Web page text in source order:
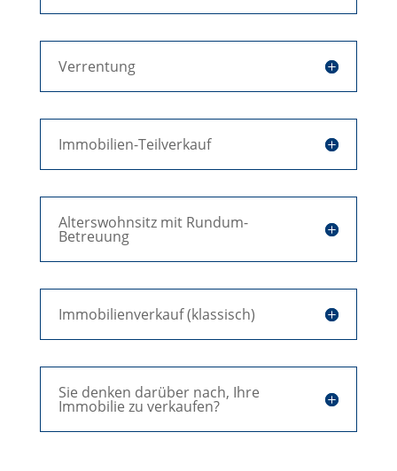
Verrentung
Immobilien-Teilverkauf
Alterswohnsitz mit Rundum-
Betreuung
Immobilienverkauf (klassisch)
Sie denken darüber nach, Ihre
Immobilie zu verkaufen?